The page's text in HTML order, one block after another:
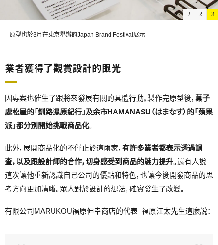
在札幌舉行最終報告的模樣
1 2 3
業者獲得了觀賞設計的眼光
因專案也催生了跟將來發展有關的具體行動。製作完原型後， 菓子
處松屋的「釧路濕原紀行」及余市HAMANASU（はまなす）的「蘋果
派」都分別開始挑戰商品化。
此外，展開商品化的不僅止於這兩家， 有許多業者都表示透過調
查，以及跟設計師的合作，切身感受到商品的魅力提升。還有人說
這次讓他重新認識自己公司的優點和特色，也讓今後開發商品的思
考方向更加清晰。眾人對於設計的想法，確實發生了改變。
有限公司MARUKOU福原伸幸商店的代表 福原江太先生這麼說：